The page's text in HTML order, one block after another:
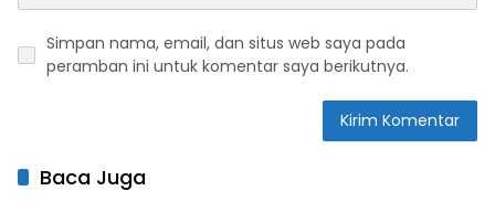
Simpan nama, email, dan situs web saya pada
peramban ini untuk komentar saya berikutnya.
Baca Juga